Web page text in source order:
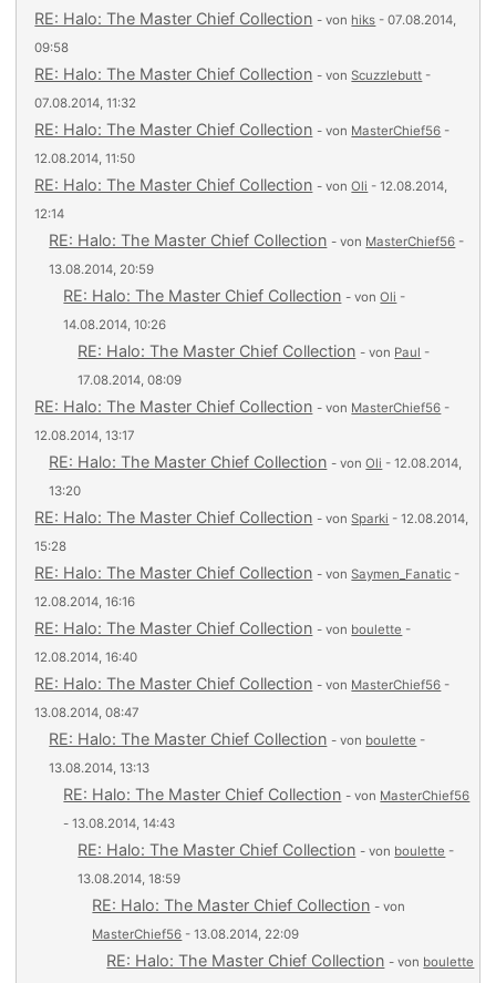
RE: Halo: The Master Chief Collection - von hiks - 07.08.2014,
09:58
RE: Halo: The Master Chief Collection - vonScuzzlebutt -
07.08.2014, 11:32
RE: Halo: The Master Chief Collection - von MasterChief56 -
12.08.2014, 11:50
RE: Halo: The Master Chief Collection - vonOli - 12.08.2014,
12:14
RE: Halo: The Master Chief Collection - von MasterChief56 -
13.08.2014, 20:59
RE: Halo: The Master Chief Collection - vonOli -
14.08.2014, 10:26
RE: Halo: The Master Chief Collection - von Paul -
17.08.2014, 08:09
RE: Halo: The Master Chief Collection - von MasterChief56 -
12.08.2014, 13:17
RE: Halo: The Master Chief Collection - vonOli - 12.08.2014,
13:20
RE: Halo: The Master Chief Collection - vonSparki - 12.08.2014,
15:28
RE: Halo: The Master Chief Collection - vonSaymen_Fanatic -
12.08.2014, 16:16
RE: Halo: The Master Chief Collection - von boulette -
12.08.2014, 16:40
RE: Halo: The Master Chief Collection - von MasterChief56 -
13.08.2014, 08:47
RE: Halo: The Master Chief Collection - von boulette -
13.08.2014, 13:13
RE: Halo: The Master Chief Collection - von MasterChief56
- 13.08.2014, 14:43
RE: Halo: The Master Chief Collection - von boulette -
13.08.2014, 18:59
RE: Halo: The Master Chief Collection - von
MasterChief56 - 13.08.2014, 22:09
RE: Halo: The Master Chief Collection - von boulette